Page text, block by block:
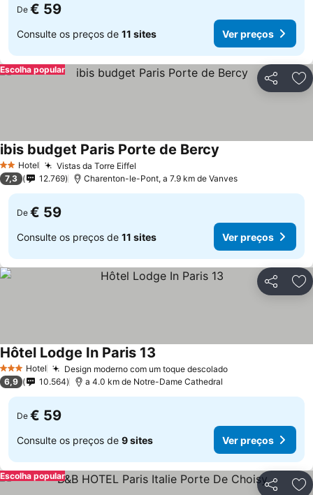
De € 59
Consulte os preços de 11 sites Ver preços
Partilhar
Escolha popular
2 Estrelas
Hotel Vistas da Torre Eiffel
ibis budget Paris Porte de Bercy
7,3 12.769 Charenton-le-Pont, a 7.9 km de Vanves
De € 59
Consulte os preços de 11 sites Ver preços
Partilhar
3 EstrelasHotel Design moderno com um toque descolado
Hôtel Lodge In Paris 13
6,9 10.564 a 4.0 km de Notre-Dame Cathedral
De € 59
Consulte os preços de 9 sites Ver preços
Partilhar
Escolha popular